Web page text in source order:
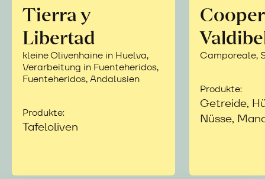
Tierra y
Libertad
kleine Olivenhaine in Huelva,
Verarbeitung in Fuenteheridos,
Fuenteheridos, Andalusien
Produkte:
Tafeloliven
Camporeale,
Produkte:
Getreide,
Nüsse,